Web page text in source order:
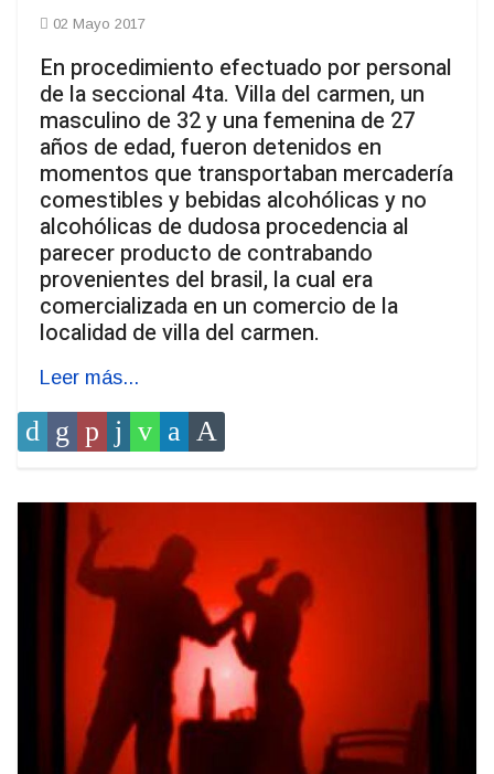
02 Mayo 2017
En procedimiento efectuado por personal
de la seccional 4ta. Villa del carmen, un
masculino de 32 y una femenina de 27
años de edad, fueron detenidos en
momentos que transportaban mercadería
comestibles y bebidas alcohólicas y no
alcohólicas de dudosa procedencia al
parecer producto de contrabando
provenientes del brasil, la cual era
comercializada en un comercio de la
localidad de villa del carmen.
Leer más...